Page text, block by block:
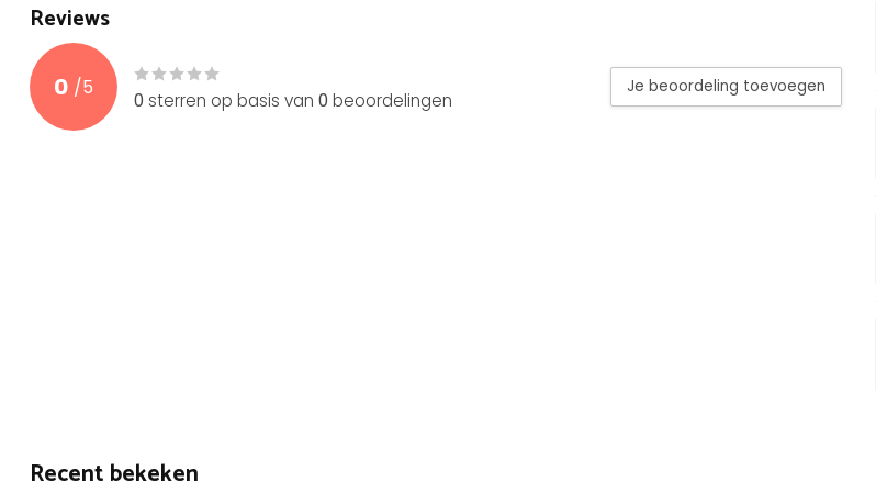
Reviews
0 /5
0 sterren op basis van 0 beoordelingen
Je beoordeling toevoegen
Recent bekeken